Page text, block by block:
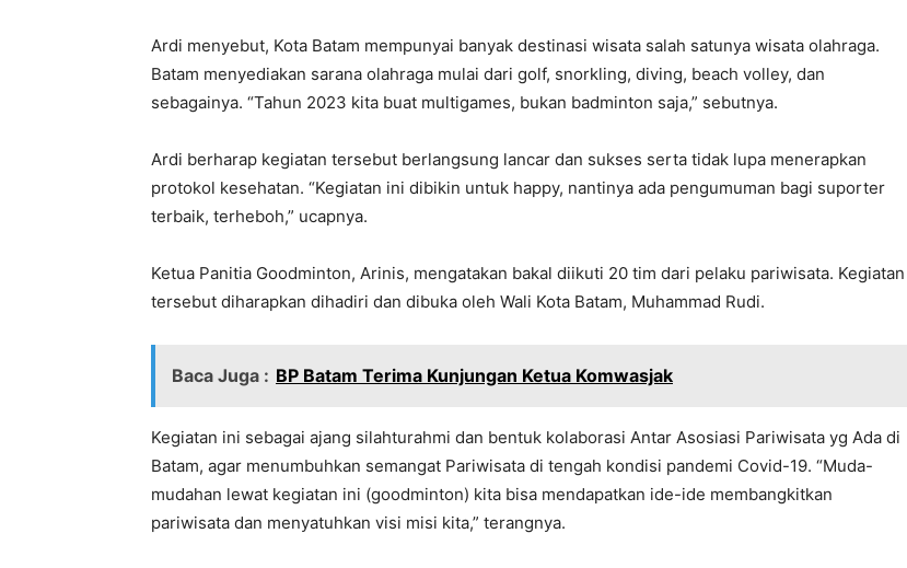
Ardi menyebut, Kota Batam mempunyai banyak destinasi wisata salah satunya wisata olahraga.
Batam menyediakan sarana olahraga mulai dari golf, snorkling, diving, beach volley, dan
sebagainya. “Tahun 2023 kita buat multigames, bukan badminton saja,” sebutnya.
Ardi berharap kegiatan tersebut berlangsung lancar dan sukses serta tidak lupa menerapkan
protokol kesehatan. “Kegiatan ini dibikin untuk happy, nantinya ada pengumuman bagi suporter
terbaik, terheboh,” ucapnya.
Ketua Panitia Goodminton, Arinis, mengatakan bakal diikuti 20 tim dari pelaku pariwisata. Kegiatan
tersebut diharapkan dihadiri dan dibuka oleh Wali Kota Batam, Muhammad Rudi.
Baca Juga : BP Batam Terima Kunjungan Ketua Komwasjak
Kegiatan ini sebagai ajang silahturahmi dan bentuk kolaborasi Antar Asosiasi Pariwisata yg Ada di
Batam, agar menumbuhkan semangat Pariwisata di tengah kondisi pandemi Covid-19. “Muda-
mudahan lewat kegiatan ini (goodminton) kita bisa mendapatkan ide-ide membangkitkan
pariwisata dan menyatuhkan visi misi kita,” terangnya.